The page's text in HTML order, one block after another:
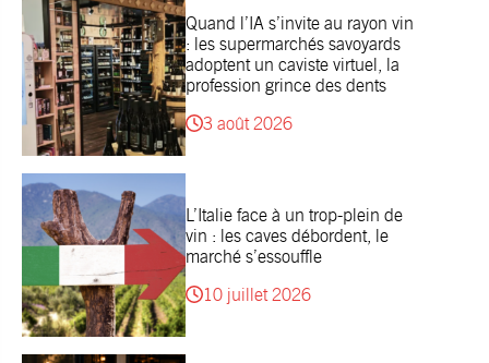
Quand l’IA s’invite au rayon vin
: les supermarchés savoyards
adoptent un caviste virtuel, la
profession grince des dents
3 août 2026
L’Italie face à un trop-plein de
vin : les caves débordent, le
marché s’essouffle
10 juillet 2026